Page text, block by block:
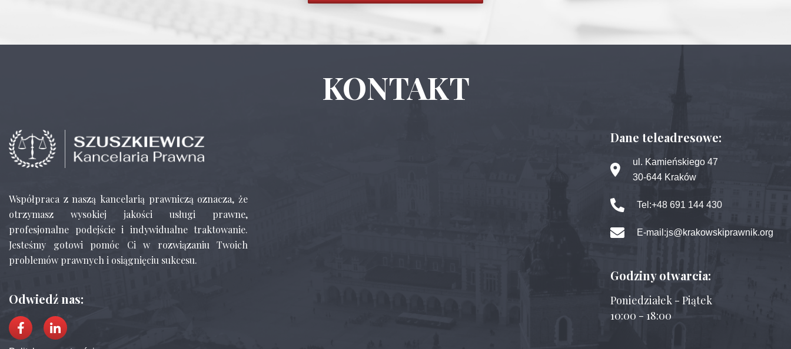
KONTAKT
Współpraca z naszą kancelarią prawniczą oznacza, że
otrzymasz wysokiej jakości usługi prawne,
profesjonalne podejście i indywidualne traktowanie.
Jesteśmy gotowi pomóc Ci w rozwiązaniu Twoich
problemów prawnych i osiągnięciu sukcesu.
Odwiedź nas:
Dane teleadresowe:
ul. Kamieńskiego 47
30-644 Kraków
Tel:+48 691 144 430
E-mail:js@krakowskiprawnik.org
Godziny otwarcia:
Poniedziałek - Piątek
10:00 - 18:00